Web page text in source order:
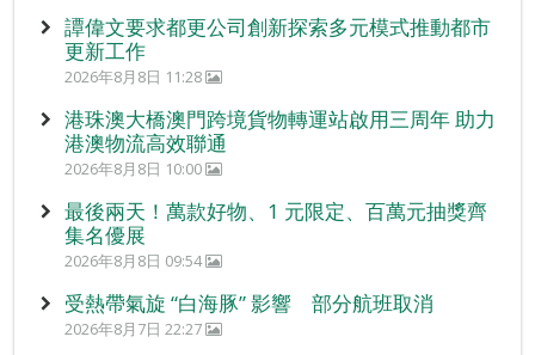
譚偉文要求都更公司創新探索多元模式推動都市
更新工作
2026年8月8日 11:28
港珠澳大橋澳門跨境貨物轉運站啟用三周年 助力
港澳物流高效聯通
2026年8月8日 10:00
最後兩天！萬款好物、1 元限定、百萬元抽獎齊
集名優展
2026年8月8日 09:54
受熱帶氣旋 “白海豚” 影響 部分航班取消
2026年8月7日 22:27